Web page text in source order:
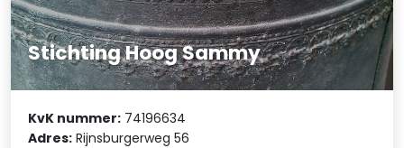
Stichting Hoog Sammy
KvK nummer: 74196634
Adres: Rijnsburgerweg 56